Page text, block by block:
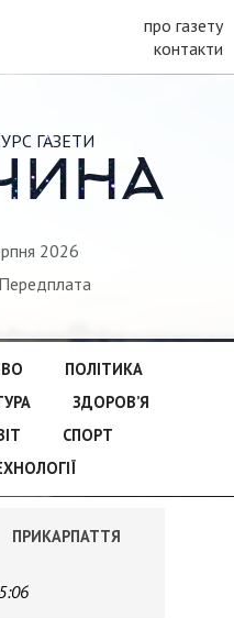
про газету
контакти
ГАЗЕТИ
2026
Передплата
ПОЛІТИКА
ЗДОРОВ’Я
СПОРТ
ПРИКАРПАТТЯ